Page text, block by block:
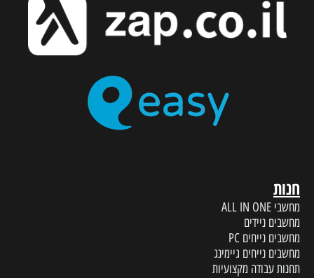
חנות
מחשבי ALL IN ONE
מחשבים ניידים
מחשבים נייחים PC
מחשבים נייחים גיימינג
תחנות עבודה מקצועיות